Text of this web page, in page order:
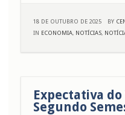
18 DE OUTUBRO DE 2025 BY
IN ECONOMIA NOTÍCIAS
Expectativa
Segundo